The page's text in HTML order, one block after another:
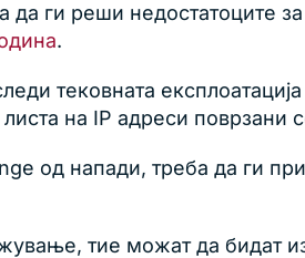
да ги реши недостатоците
.
тековната
листа на IP адреси поврзани
од напади, треба да ги
тие можат да бидат